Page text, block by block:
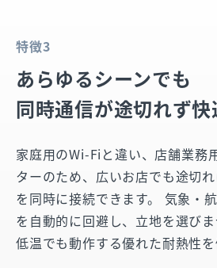
特徴3
あらゆるシーンでも
同時通信が途切れず快
家庭用のWi-Fiと違い、店舗業務
ターのため、広いお店でも途切
を同時に接続できます。 気象・
を自動的に回避し、立地を選び
低温でも動作する優れた耐熱性を